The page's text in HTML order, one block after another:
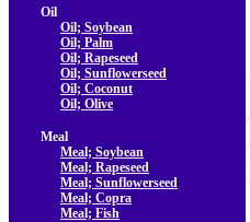
Oil
Oil; Soybean
Oil; Palm
Oil; Rapeseed
Oil; Sunflowerseed
Oil; Coconut
Oil; Olive
Meal
Meal; Soybean
Meal; Rapeseed
Meal; Sunflowerseed
Meal; Copra
Meal; Fish